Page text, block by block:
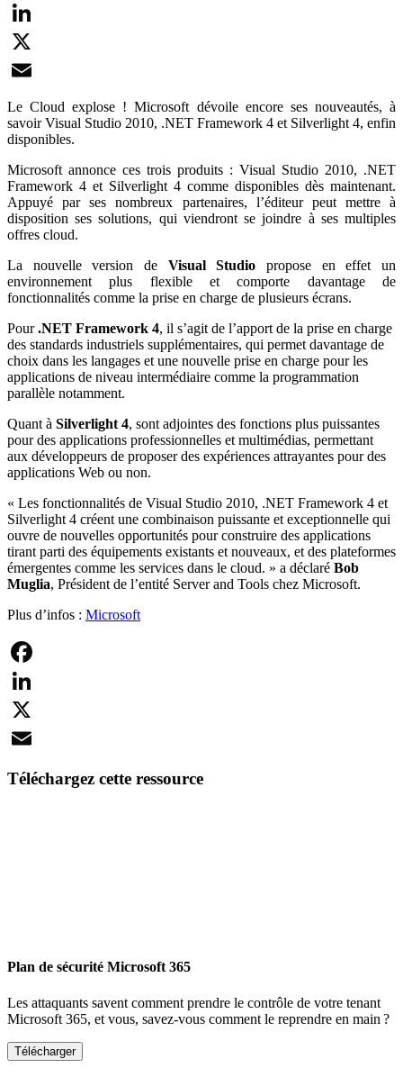
Facebook
LinkedIn
X
Email
Le Cloud explose ! Microsoft dévoile encore ses nouveautés, à
savoir Visual Studio 2010, .NET Framework 4 et Silverlight 4, enfin
disponibles.
Microsoft annonce ces trois produits : Visual Studio 2010, .NET
Framework 4 et Silverlight 4 comme disponibles dès maintenant.
Appuyé par ses nombreux partenaires, l’éditeur peut mettre à
disposition ses solutions, qui viendront se joindre à ses multiples
offres cloud.
La nouvelle version de Visual Studio propose en effet un
environnement plus flexible et comporte davantage de
fonctionnalités comme la prise en charge de plusieurs écrans.
Pour.NET Framework 4, il s’agit de l’apport de la prise en charge
des standards industriels supplémentaires, qui permet davantage de
choix dans les langages et une nouvelle prise en charge pour les
applications de niveau intermédiaire comme la programmation
parallèle notamment.
Quant à Silverlight 4, sont adjointes des fonctions plus puissantes
pour des applications professionnelles et multimédias, permettant
aux développeurs de proposer des expériences attrayantes pour des
applications Web ou non.
« Les fonctionnalités de Visual Studio 2010, .NET Framework 4 et
Silverlight 4 créent une combinaison puissante et exceptionnelle qui
ouvre de nouvelles opportunités pour construire des applications
tirant parti des équipements existants et nouveaux, et des plateformes
émergentes comme les services dans le cloud. » a déclaré Bob
Muglia, Président de l’entité Server and Tools chez Microsoft.
Plus d’infos : Microsoft
Facebook
LinkedIn
X
Téléchargez cette ressource
Plan de sécurité Microsoft 365
Les attaquants savent comment prendre le contrôle de votre tenant
Microsoft 365, et vous, savez-vous comment le reprendre en main ?